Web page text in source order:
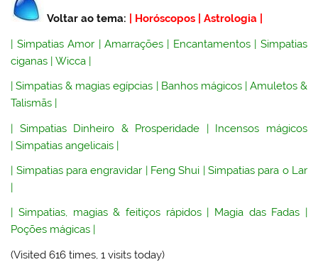
Voltar ao tema: Horóscopos |Astrologia
| Simpatias Amor | Amarrações | Encantamentos| Simpatias
ciganas |Wicca |
|Simpatias & magias egípcias | Banhos mágicos| Amuletos &
Talismãs |
| Simpatias Dinheiro & Prosperidade | Incensos mágicos
|Simpatias angelicais |
| Simpatias para engravidar | Feng Shui | Simpatias para o Lar
|
Simpatias, magias & feitiços rápidos| Magia das Fadas
Poções mágicas
(Visited 616 times, 1 visits today)